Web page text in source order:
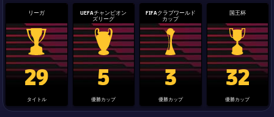
リーガ
La Liga trophy
29
タイトル
UEFAチャンピオン
ズリーグ
Champions League trophy
5
優勝カップ
FIFAクラブワールド
カップ
label.aria.clubworldcup
3
優勝カップ
国王杯
国王杯
32
優勝カップ